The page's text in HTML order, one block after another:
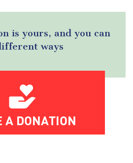
is yours, and you can
ways
A DONATION